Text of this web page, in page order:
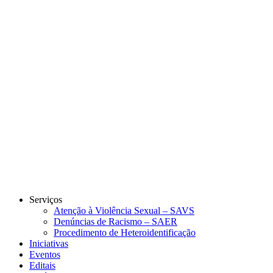
Serviços
Atenção à Violência Sexual – SAVS
Denúncias de Racismo – SAER
Procedimento de Heteroidentificação
Iniciativas
Eventos
Editais